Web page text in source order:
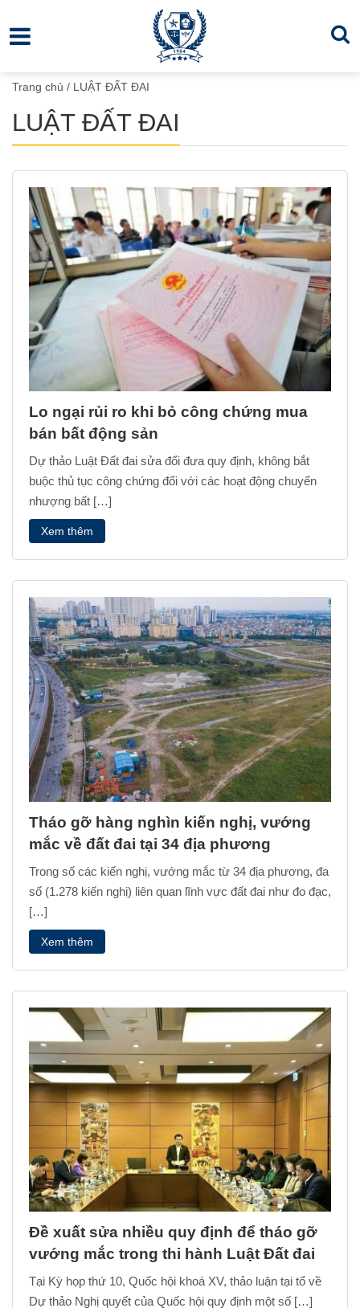
Trang chủ / LUẬT ĐẤT ĐAI
LUẬT ĐẤT ĐAI
Lo ngại rủi ro khi bỏ công chứng mua
bán bất động sản
Dự thảo Luật Đất đai sửa đổi đưa quy định, không bắt
buộc thủ tục công chứng đối với các hoạt động chuyển
nhượng bất […]
Xem thêm
Tháo gỡ hàng nghìn kiến nghị, vướng
mắc về đất đai tại 34 địa phương
Trong số các kiến nghị, vướng mắc từ 34 địa phương, đa
số (1.278 kiến nghị) liên quan lĩnh vực đất đai như đo đạc,
[…]
Xem thêm
Đề xuất sửa nhiều quy định để tháo gỡ
vướng mắc trong thi hành Luật Đất đai
Tại Kỳ họp thứ 10, Quốc hội khoá XV, thảo luận tại tổ về
Dự thảo Nghị quyết của Quốc hội quy định một số […]